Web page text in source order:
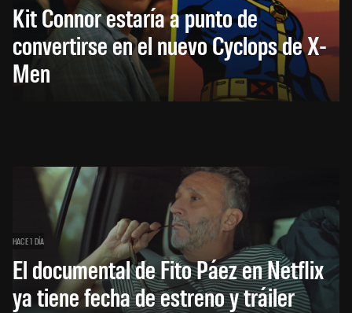
Kit Connor estaría a punto de
convertirse en el nuevo Cyclops de X-
Men
HACE 1 DÍA
El documental de Fito Páez en Netflix
ya tiene fecha de estreno y tráiler